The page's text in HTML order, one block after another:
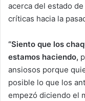
acerca del estado
críticas hacia la
“Siento que los
estamos haciendo,
ansiosos porque
posible lo que los
empezó diciendo el